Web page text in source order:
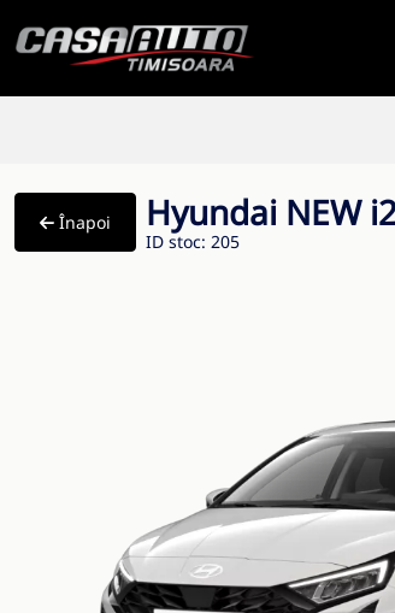
Înapoi Hyundai NEW
ID stoc: 205